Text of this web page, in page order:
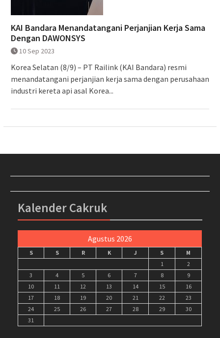
KAI Bandara Menandatangani Perjanjian Kerja Sama
Dengan DAWONSYS
10 Sep 2023
Korea Selatan (8/9) – PT Railink (KAI Bandara) resmi
menandatangani perjanjian kerja sama dengan perusahaan
industri kereta api asal Korea...
Kalender Cakruk
Agustus 2026
S S R K J S
M
1
2
3
4 5 6 7 8
9
10
11 12 13 14 15
16
17
18 19 20 21 22
23
24
25 26 27 28 29
30
31